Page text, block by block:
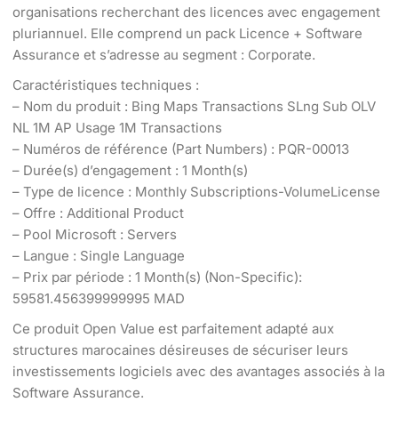
organisations recherchant des licences avec engagement
pluriannuel. Elle comprend un pack Licence + Software
Assurance et s’adresse au segment : Corporate.
Caractéristiques techniques :
– Nom du produit : Bing Maps Transactions SLng Sub OLV
NL 1M AP Usage 1M Transactions
– Numéros de référence (Part Numbers) : PQR-00013
– Durée(s) d’engagement : 1 Month(s)
– Type de licence : Monthly Subscriptions-VolumeLicense
– Offre : Additional Product
– Pool Microsoft : Servers
– Langue : Single Language
– Prix par période : 1 Month(s) (Non-Specific):
59581.456399999995 MAD
Ce produit Open Value est parfaitement adapté aux
structures marocaines désireuses de sécuriser leurs
investissements logiciels avec des avantages associés à la
Software Assurance.